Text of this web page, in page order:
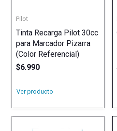
Pilot
Tinta Recarga Pilot 30cc
para Marcador Pizarra
(Color Referencial)
$6.990
Ver producto